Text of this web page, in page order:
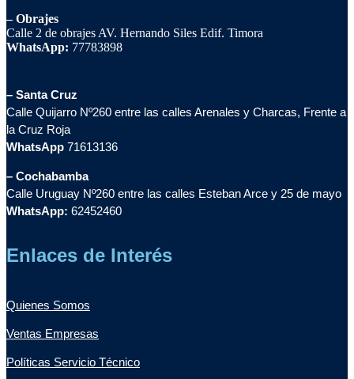
– Obrajes
Calle 2 de obrajes AV. Hernando Siles Edif. Timora
WhatsApp: 77783898
– Santa Cruz
Calle Quijarro Nº260 entre las calles Arenales y Charcas, Frente a
la Cruz Roja
WhatsApp 71613136
– Cochabamba
Calle Uruguay Nº260 entre las calles Esteban Arce y 25 de mayo
WhatsApp: 62452460
Enlaces de Interés
Quienes Somos
Ventas Empresas
Políticas Servicio Técnico